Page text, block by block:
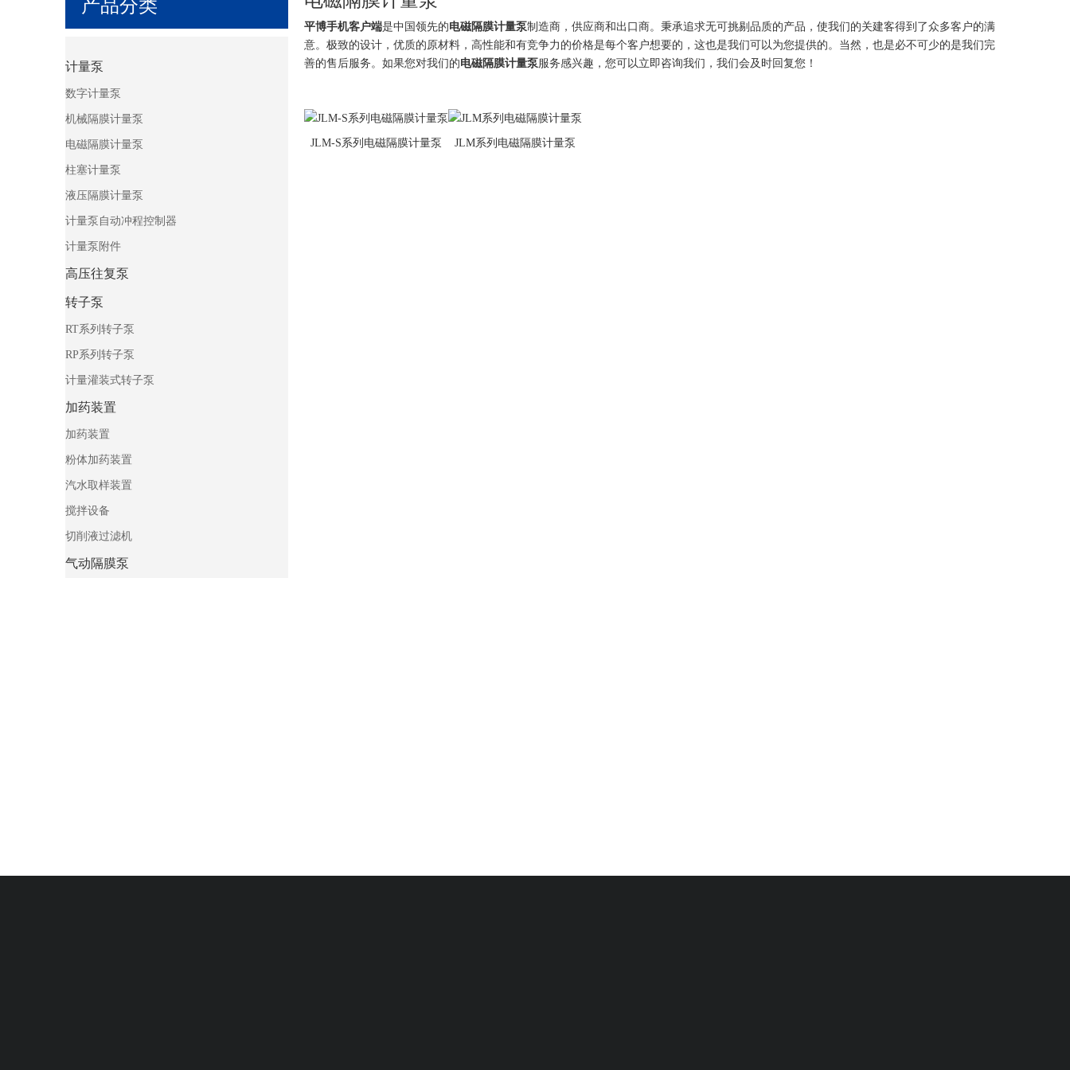
产品分类
计量泵
数字计量泵
机械隔膜计量泵
电磁隔膜计量泵
柱塞计量泵
液压隔膜计量泵
计量泵自动冲程控制器
计量泵附件
高压往复泵
转子泵
RT系列转子泵
RP系列转子泵
计量灌装式转子泵
加药装置
加药装置
粉体加药装置
汽水取样装置
搅拌设备
切削液过滤机
气动隔膜泵
平博手机客户端是中国领先的 电磁隔膜计量泵制造商，供应商和出口商。秉承追求无可挑剔品质的产品，使我们的关建客得到了众多客户的满
意。极致的设计，优质的原材料，高性能和有竞争力的价格是每个客户想要的，这也是我们可以为您提供的。当然，也是必不可少的是我们完
善的售后服务。如果您对我们的 电磁隔膜计量泵 服务感兴趣，您可以立即咨询我们，我们会及时回复您！
JLM-S系列电磁隔膜计量泵 JLM系列电磁隔膜计量泵